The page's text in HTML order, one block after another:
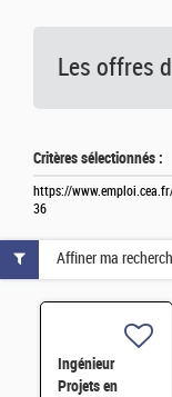
Les offres
Critères sélectionnés :
https://
36
Ingénieur
Projets en
Affiner ma